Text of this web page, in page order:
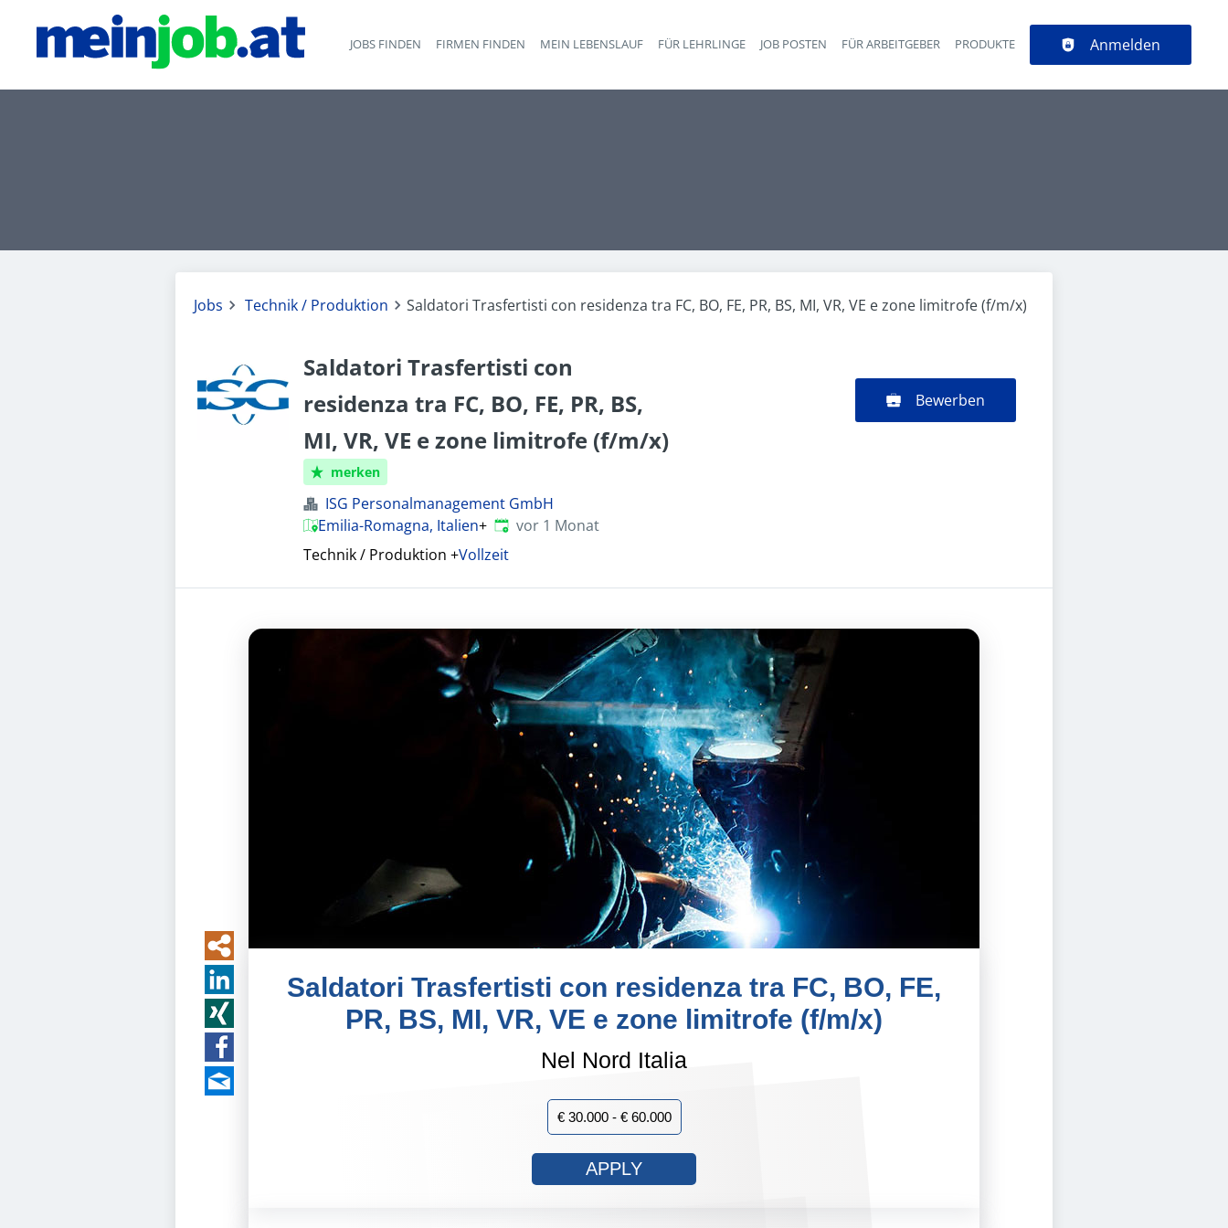
Haupt-Navigation
JOBS FINDEN FIRMEN FINDEN MEIN LEBENSLAUF FÜR LEHRLINGE JOB POSTEN FÜR ARBEITGEBER PRODUKTE Anmelden
Jobs Technik / Produktion Saldatori Trasfertisti con residenza tra FC, BO, FE, PR, BS, MI, VR, VE e zone limitrofe (f/m/x)
Saldatori Trasfertisti con
residenza tra FC, BO, FE, PR, BS,
MI, VR, VE e zone limitrofe (f/m/x)
merken
ISG Personalmanagement GmbH
Emilia-Romagna, Italien+ Veröffentlicht:
vor 1 Monat
Technik / Produktion +Vollzeit
Bewerben